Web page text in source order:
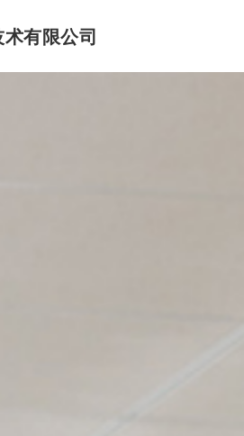
有限公司